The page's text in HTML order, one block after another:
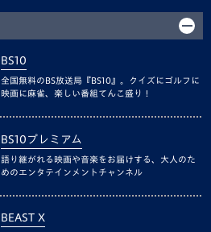
BS10
全国無料のBS放送局『BS10』。クイズにゴルフに
映画に麻雀、楽しい番組てんこ盛り！
BS10プレミアム
語り継がれる映画や音楽をお届けする、大人のた
めのエンタテインメントチャンネル
BEAST X